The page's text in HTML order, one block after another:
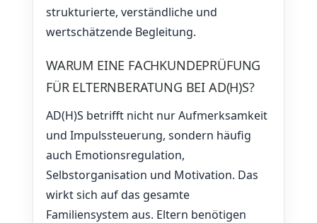
strukturierte, verständliche und
wertschätzende Begleitung.
WARUM EINE FACHKUNDEPRÜFUNG
FÜR ELTERNBERATUNG BEI AD(H)S?
AD(H)S betrifft nicht nur Aufmerksamkeit
und Impulssteuerung, sondern häufig
auch Emotionsregulation,
Selbstorganisation und Motivation. Das
wirkt sich auf das gesamte
Familiensystem aus. Eltern benötigen